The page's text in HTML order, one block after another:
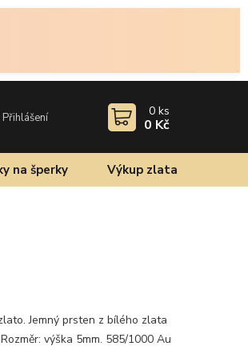
Přihlášení 0 ks
0 Kč
na šperky Výkup zlata
Jemný prsten z bílého zlata
výška 5mm. 585/1000 Au